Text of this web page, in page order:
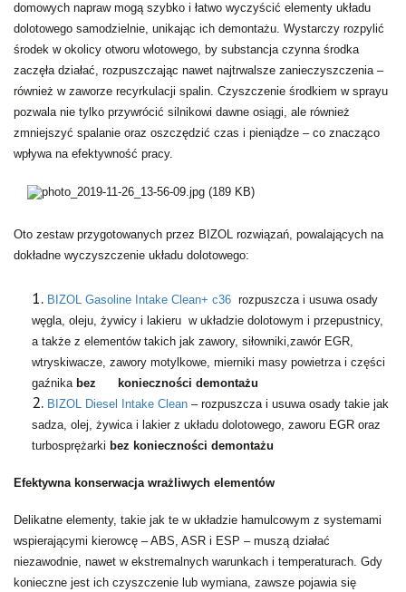
domowych napraw mogą szybko i łatwo wyczyścić elementy układu
dolotowego samodzielnie, unikając ich demontażu. Wystarczy rozpylić
środek w okolicy otworu wlotowego, by substancja czynna środka
zaczęła działać, rozpuszczając nawet najtrwalsze zanieczyszczenia –
również w zaworze recyrkulacji spalin. Czyszczenie środkiem w sprayu
pozwala nie tylko przywrócić silnikowi dawne osiągi, ale również
zmniejszyć spalanie oraz oszczędzić czas i pieniądze – co znacząco
wpływa na efektywność pracy.
Oto zestaw przygotowanych przez BIZOL rozwiązań, powalających na
dokładne wyczyszczenie układu dolotowego:
BIZOL Gasoline Intake Clean+ c36 rozpuszcza i usuwa osady
węgla, oleju, żywicy i lakieru w układzie dolotowym i przepustnicy,
a także z elementów takich jak zawory, siłowniki,zawór EGR,
wtryskiwacze, zawory motylkowe, mierniki masy powietrza i części
gaźnika bez
konieczności demontażu
BIZOL Diesel Intake Clean – rozpuszcza i usuwa osady takie jak
sadza, olej, żywica i lakier z układu dolotowego, zaworu EGR oraz
turbosprężarki bez konieczności demontażu
Efektywna konserwacja wrażliwych elementów
Delikatne elementy, takie jak te w układzie hamulcowym z systemami
wspierającymi kierowcę – ABS, ASR i ESP – muszą działać
niezawodnie, nawet w ekstremalnych warunkach i temperaturach. Gdy
konieczne jest ich czyszczenie lub wymiana, zawsze pojawia się